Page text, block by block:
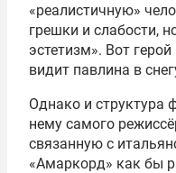
«реалистичную»
грешки и слабости,
эстетизм». Вот
видит павлина в
Однако и структура
нему самого
связанную с
«Амаркорд» как бы